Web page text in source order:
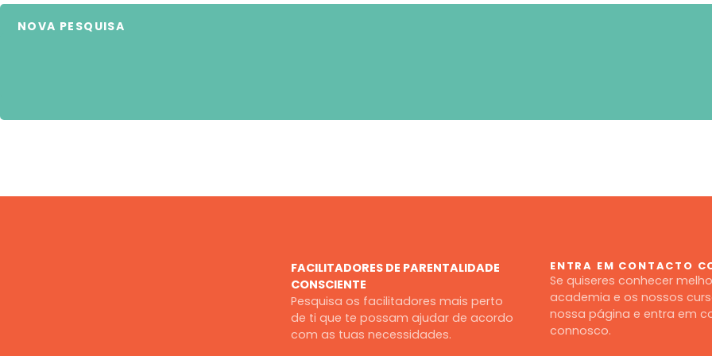
NOVA PESQUISA
FACILITADORES DE PARENTALIDADE
CONSCIENTE
Pesquisa os facilitadores mais perto
de ti que te possam ajudar de acordo
com as tuas necessidades.
ENTRA EM CONTACTO
Se quiseres conhecer
academia e os nossos
nossa página e entra em
connosco.